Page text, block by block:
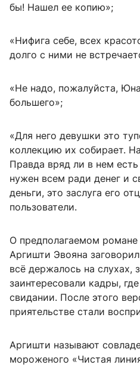
бы! Нашел ее копию»;
«Нифига себе, всех
долго с ними не
«Не надо, пожалуйста,
большего»;
«Для него девушки это
коллекцию их собирает.
Правда вряд ли в нем
нужен всем ради денег и
деньги, это заслуга его
пользователи.
О предполагаемом романе
Аргишти Эвояна
всё держалось на слухах,
заинтересовали кадры,
свидании. После этого
приятельстве стали
Аргишти называют
мороженого «Чистая